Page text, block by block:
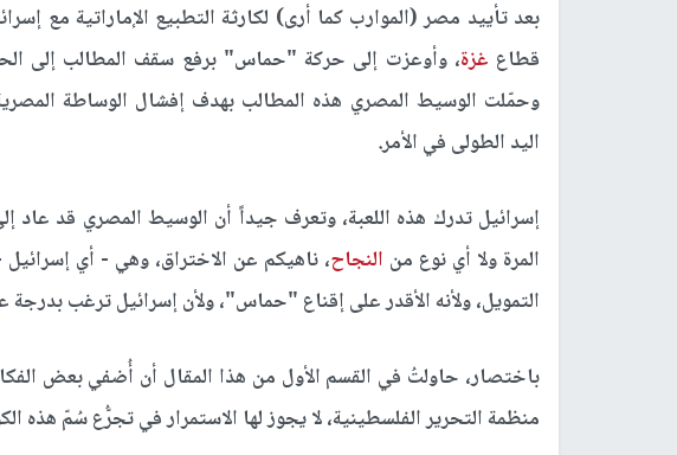
بعد تأييد مصر (الموارب كما أرى) لكارثة التطبيع الإماراتية مع
قطاع غزة، وأوعزت إلى حركة "حماس" برفع سقف المطالب إلى
وحمّلت الوسيط المصري هذه المطالب بهدف إفشال الوساطة
اليد الطولى في الأمر.
إسرائيل تدرك هذه اللعبة، وتعرف جيداً أن الوسيط المصري قد عاد
المرة ولا أي نوع من النجاح، ناهيكم عن الاختراق، وهي - أي
التمويل، ولأنه الأقدر على إقناع "حماس"، ولأن إسرائيل ترغب بدرجة
باختصار، حاولتُ في القسم الأول من هذا المقال أن أُضفي بعض
منظمة التحرير الفلسطينية، لا يجوز لها الاستمرار في تجرُّع سُمّ هذه